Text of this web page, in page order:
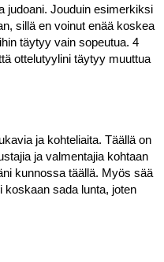
judoani. Jouduin esimerkiksi
sillä en voinut enää koskea
täytyy vain sopeutua. 4
ottelutyylini täytyy muuttua
ja kohteliaita. Täällä on
ja valmentajia kohtaan
kunnossa täällä. Myös sää
koskaan sada lunta, joten